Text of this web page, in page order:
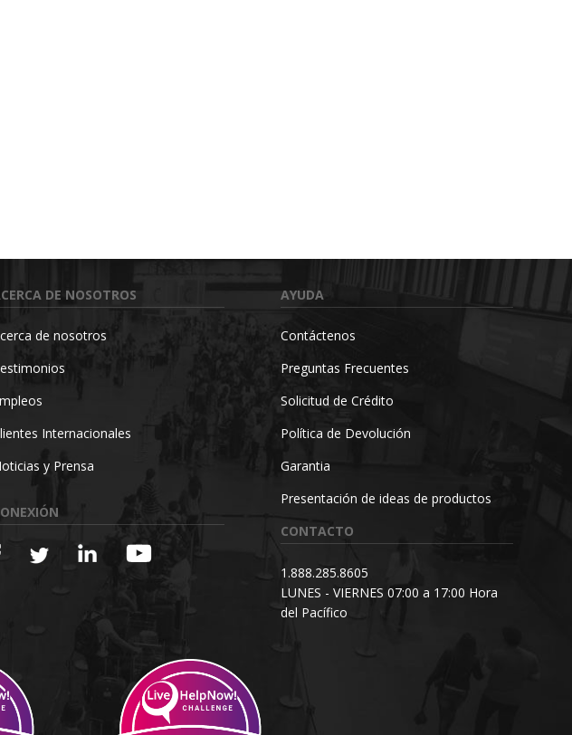
DE NOSOTROS
de nosotros
Internacionales
y Prensa
AYUDA
Contáctenos
Preguntas Frecuentes
Solicitud de Crédito
Política de Devolución
Garantia
Presentación de ideas de productos
CONTACTO
1.888.285.8605
LUNES - VIERNES 07:00 a 17:00 Hora
del Pacífico